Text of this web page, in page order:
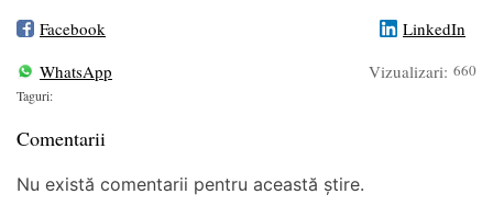
Facebook
LinkedIn
WhatsApp
Vizualizari: 660
Taguri:
Comentarii
Nu există comentarii pentru această știre.